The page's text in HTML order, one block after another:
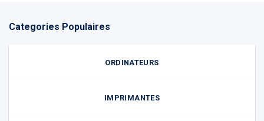
Categories Populaires
ORDINATEURS
IMPRIMANTES